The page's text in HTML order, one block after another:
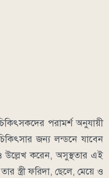
পরামর্শ অনুযায়ী
জন্য লন্ডনে যাবেন
উল্লেখ করেন, অসুস্থতার এই
স্ত্রী ফরিদা, ছেলে, মেয়ে ও